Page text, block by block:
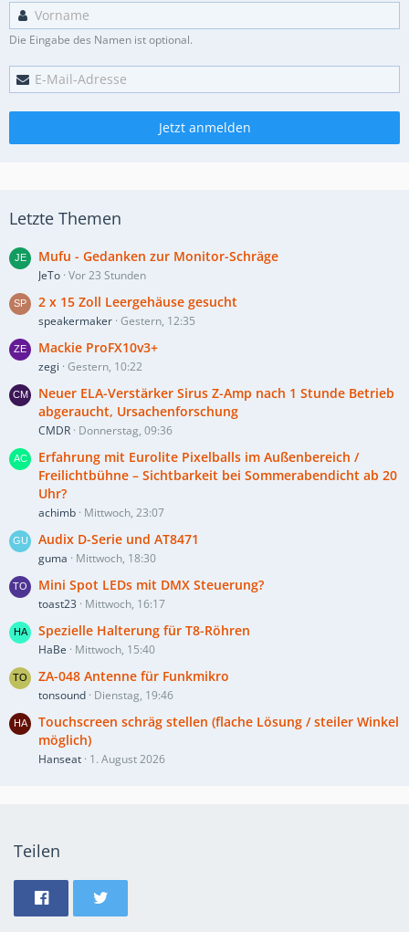
Die Eingabe des Namen ist optional.
Jetzt anmelden
Letzte Themen
Mufu - Gedanken zur Monitor-Schräge
JeTo Vor 23 Stunden
2 x 15 Zoll Leergehäuse gesucht
speakermaker Gestern, 12:35
Mackie ProFX10v3+
zegi Gestern, 10:22
Neuer ELA-Verstärker Sirus Z-Amp nach 1 Stunde Betrieb
abgeraucht, Ursachenforschung
CMDR Donnerstag, 09:36
Erfahrung mit Eurolite Pixelballs im Außenbereich /
Freilichtbühne – Sichtbarkeit bei Sommerabendicht ab 20
Uhr?
achimb Mittwoch, 23:07
Audix D-Serie und AT8471
guma Mittwoch, 18:30
Mini Spot LEDs mit DMX Steuerung?
toast23 Mittwoch, 16:17
Spezielle Halterung für T8-Röhren
HaBe Mittwoch, 15:40
ZA-048 Antenne für Funkmikro
tonsound Dienstag, 19:46
Touchscreen schräg stellen (flache Lösung / steiler Winkel
möglich)
Hanseat 1. August 2026
Teilen